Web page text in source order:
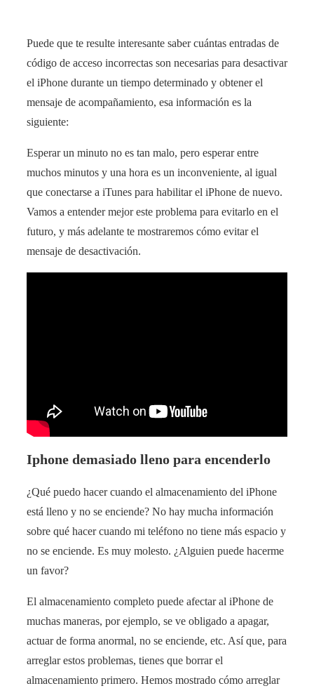
Puede que te resulte interesante saber cuántas entradas de
código de acceso incorrectas son necesarias para desactivar
el iPhone durante un tiempo determinado y obtener el
mensaje de acompañamiento, esa información es la
siguiente:
Esperar un minuto no es tan malo, pero esperar entre
muchos minutos y una hora es un inconveniente, al igual
que conectarse a iTunes para habilitar el iPhone de nuevo.
Vamos a entender mejor este problema para evitarlo en el
futuro, y más adelante te mostraremos cómo evitar el
mensaje de desactivación.
Iphone demasiado lleno para encenderlo
¿Qué puedo hacer cuando el almacenamiento del iPhone
está lleno y no se enciende? No hay mucha información
sobre qué hacer cuando mi teléfono no tiene más espacio y
no se enciende. Es muy molesto. ¿Alguien puede hacerme
un favor?
El almacenamiento completo puede afectar al iPhone de
muchas maneras, por ejemplo, se ve obligado a apagar,
actuar de forma anormal, no se enciende, etc. Así que, para
arreglar estos problemas, tienes que borrar el
almacenamiento primero. Hemos mostrado cómo arreglar